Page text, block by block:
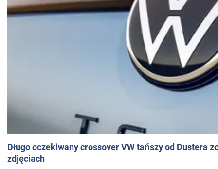
Długo oczekiwany crossover VW tańszy od Dustera
zdjęciach